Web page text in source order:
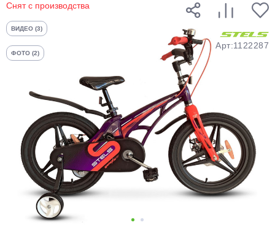
Снят с производства
ВИДЕО (3)
ФОТО (2)
Арт:1122287
График платежей
Добавляйте товары
в корзину
Оплачивайте сегодня только
25% картой любого банка